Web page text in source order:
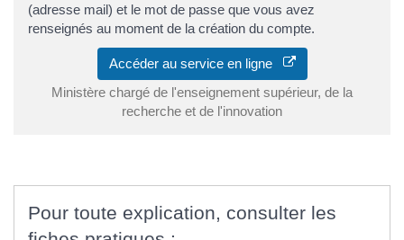
(adresse mail) et le mot de passe que vous avez
renseignés au moment de la création du compte.
Accéder au service en ligne
Ministère chargé de l'enseignement supérieur, de la
recherche et de l'innovation
Pour toute explication, consulter les